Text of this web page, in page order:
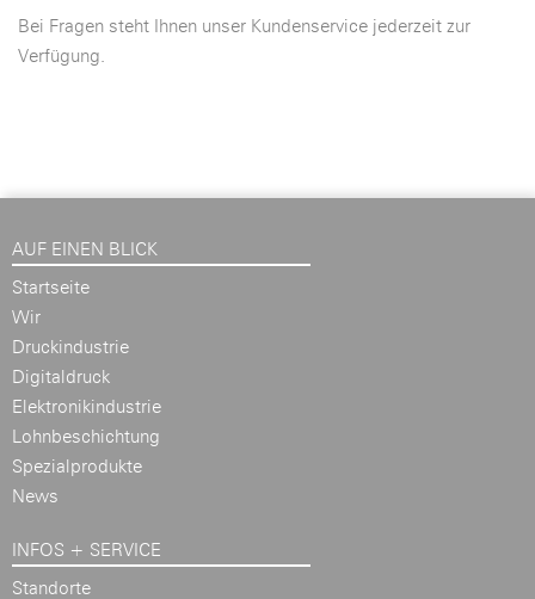
Bei Fragen steht Ihnen unser Kundenservice jederzeit zur
Verfügung.
AUF EINEN BLICK
Startseite
Wir
Druckindustrie
Digitaldruck
Elektronikindustrie
Lohnbeschichtung
Spezialprodukte
News
INFOS + SERVICE
Standorte